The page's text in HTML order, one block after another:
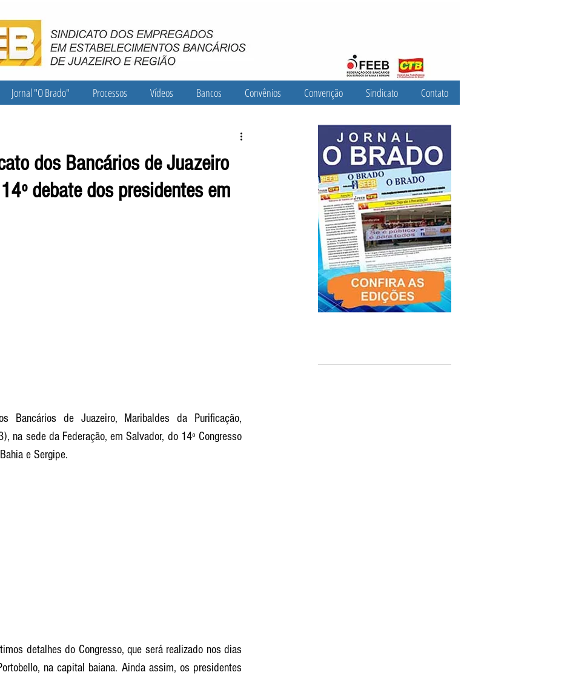
Jornal "O Brado" Processos Vídeos Bancos Convênios Convenção Sindicato Contato
dos Bancários de Juazeiro
debate dos presidentes em
Bancários de Juazeiro, Maribaldes da Purificação,
na sede da Federação, em Salvador, do 14º Congresso
e Sergipe.
detalhes do Congresso, que será realizado nos dias
na capital baiana. Ainda assim, os presidentes